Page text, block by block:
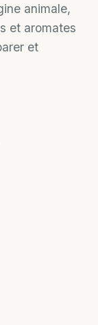
animale,
et aromates
et